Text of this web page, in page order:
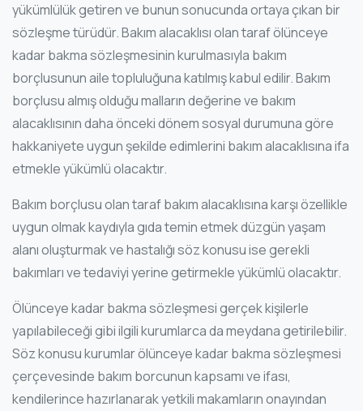
yükümlülük getiren ve bunun sonucunda ortaya çıkan bir
sözleşme türüdür. Bakım alacaklısı olan taraf ölünceye
kadar bakma sözleşmesinin kurulmasıyla bakım
borçlusunun aile topluluğuna katılmış kabul edilir. Bakım
borçlusu almış olduğu malların değerine ve bakım
alacaklısının daha önceki dönem sosyal durumuna göre
hakkaniyete uygun şekilde edimlerini bakım alacaklısına ifa
etmekle yükümlü olacaktır.
Bakım borçlusu olan taraf bakım alacaklısına karşı özellikle
uygun olmak kaydıyla gıda temin etmek düzgün yaşam
alanı oluşturmak ve hastalığı söz konusu ise gerekli
bakımları ve tedaviyi yerine getirmekle yükümlü olacaktır.
Ölünceye kadar bakma sözleşmesi gerçek kişilerle
yapılabileceği gibi ilgili kurumlarca da meydana getirilebilir.
Söz konusu kurumlar ölünceye kadar bakma sözleşmesi
çerçevesinde bakım borcunun kapsamı ve ifası,
kendilerince hazırlanarak yetkili makamların onayından